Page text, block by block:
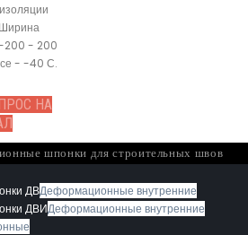
200 - 200
- -40 С.
НА
шпонки для строительных швов
ДВДеформационные внутренние
ДВИДеформационные внутренние